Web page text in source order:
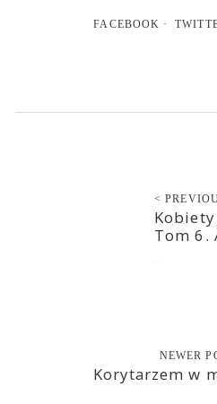
FACEBOOK
<
Tom 6.
NEWER
Korytarzem w